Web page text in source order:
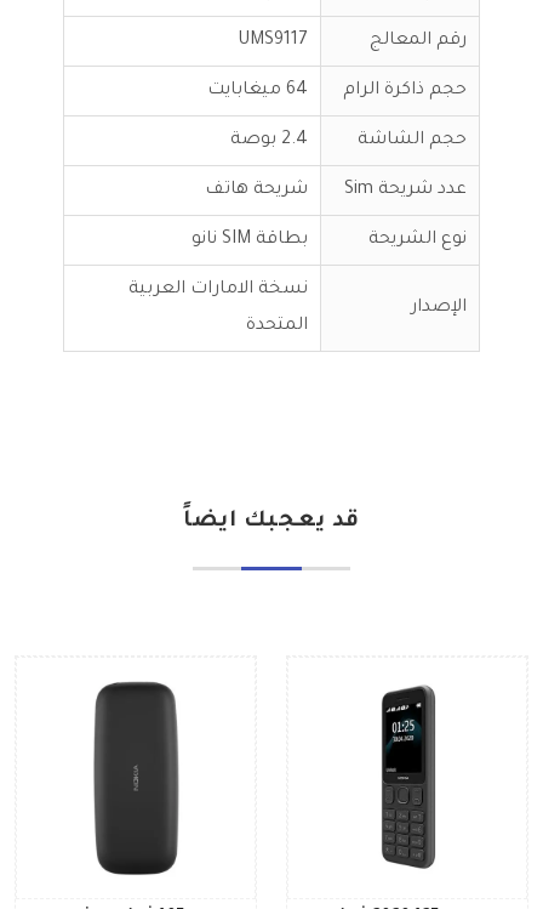
رقم المعالج UMS9117
حجم ذاكرة الرام 64 ميغابايت
حجم الشاشة 2.4 بوصة
عدد شريحة Sim شريحة هاتف
نوع الشريحة بطاقة SIM نانو
الإصدار
نسخة الامارات العربية
المتحدة
قد يعجبك ايضاً